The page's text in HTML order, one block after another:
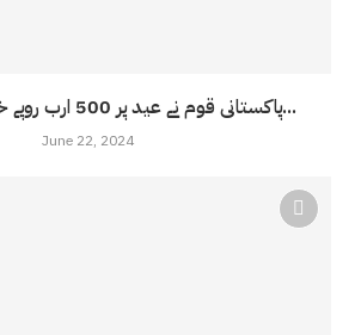
پاکستانی قوم نے عید پر 500 ارب روپے خرچ کرکے 68 لاکھ...
June 22, 2024